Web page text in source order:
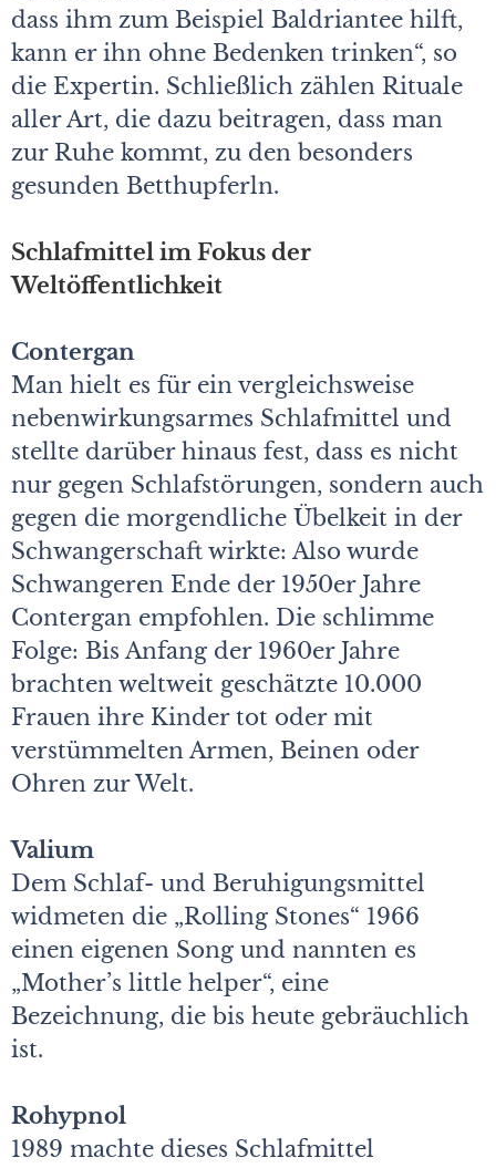
dass ihm zum Beispiel Baldriantee hilft,
kann er ihn ohne Bedenken trinken“, so
die Expertin. Schließlich zählen Rituale
aller Art, die dazu beitragen, dass man
zur Ruhe kommt, zu den besonders
gesunden Betthupferln.
Schlafmittel im Fokus der
Weltöffentlichkeit
Contergan
Man hielt es für ein vergleichsweise
nebenwirkungsarmes Schlafmittel und
stellte darüber hinaus fest, dass es nicht
nur gegen Schlafstörungen, sondern auch
gegen die morgendliche Übelkeit in der
Schwangerschaft wirkte: Also wurde
Schwangeren Ende der 1950er Jahre
Contergan empfohlen. Die schlimme
Folge: Bis Anfang der 1960er Jahre
brachten weltweit geschätzte 10.000
Frauen ihre Kinder tot oder mit
verstümmelten Armen, Beinen oder
Ohren zur Welt.
Valium
Dem Schlaf- und Beruhigungsmittel
widmeten die „Rolling Stones“ 1966
einen eigenen Song und nannten es
„Mother’s little helper“, eine
Bezeichnung, die bis heute gebräuchlich
ist.
Rohypnol
1989 machte dieses Schlafmittel